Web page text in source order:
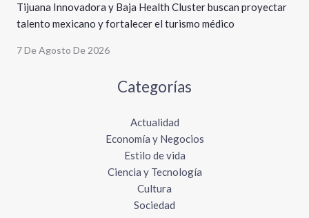
Tijuana Innovadora y Baja Health Cluster buscan proyectar
talento mexicano y fortalecer el turismo médico
7 De Agosto De 2026
Categorías
Actualidad
Economía y Negocios
Estilo de vida
Ciencia y Tecnología
Cultura
Sociedad